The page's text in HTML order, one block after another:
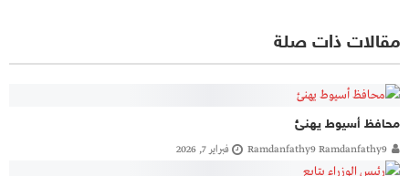
مقالات ذات صلة
محافظ أسيوط يهنئ
Ramdanfathy9 Ramdanfathy9 فبراير 7, 2026